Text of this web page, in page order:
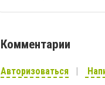
Комментарии
Авторизоваться